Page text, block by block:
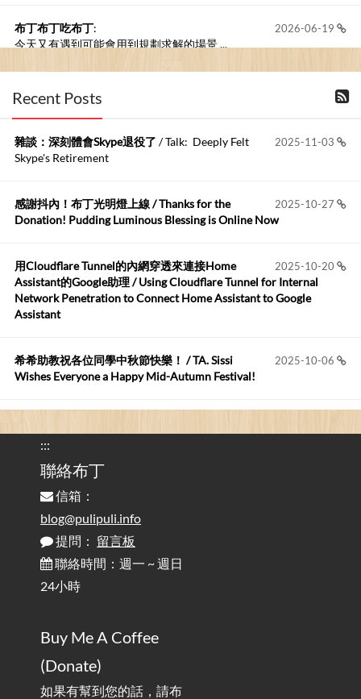
2026-06-19
布丁布丁吃布丁:
今天又有遇到可能會用到規劃求解的場景 ...
2026-06-18
布丁布丁吃布丁
kage好像也可以下載整個網站 感謝分享
Anonymous:
https://github.com/t...
布丁布丁吃布丁:
我目前並沒有常駐的Google Home...
2026-05-15
Robertmycs:
這篇WinXP公用電腦安裝與優化的步驟超...
您好,首先肯定感謝您造福許多莘莘學子。有...
Recent Posts
2025-11-03
雜談：深刻體會Skype退役了 / Talk: Deeply Felt
Skype's Retirement
2025-10-27
感謝抖內！布丁光明燈上線 / Thanks for the
Donation! Pudding Luminous Blessing is Online Now
2025-10-20
用Cloudflare Tunnel的內網穿透來連接Home
Assistant的Google助理 / Using Cloudflare Tunnel for Internal
Network Penetration to Connect Home Assistant to Google
Assistant
2025-10-06
希希助教祝各位同學中秋節快樂！ / TA. Sissi
Wishes Everyone a Happy Mid-Autumn Festival!
的問題 / Are You Tired of Looking at the Computer? Pay More
Attention to Glare Than the Screen
為何桌前打字總是腰痠背痛？桌子高度和螢幕高度
對人體工學的影響 / The Effect of Desk and Monitor Height on
Ergonomics: Why Does Typing at a Desk Often Lead to Back Pain?
行動網路無法連線？三星手機簡易解決方案
/ Mobile Network Not Connecting? Easy Solutions for Samsung
實作相容OpenAI API，但背後不是OpenAI的API服
務 / Implementing OpenAI API-Compatible Services, But Not
Powered by OpenAI
:::
聯絡布丁
信箱：
blog@pulipuli.info
提問： 留言板
聯絡時間：週一 ~ 週日
24小時
Buy Me A Coffee
(Donate)
如果有幫到您的話，請布